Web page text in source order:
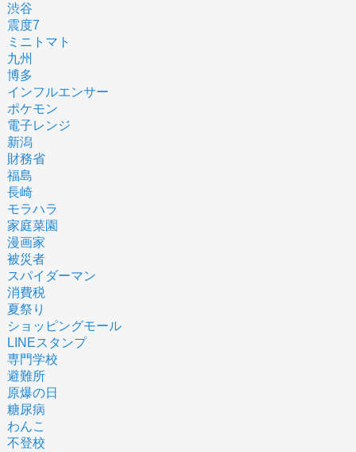
渋谷
震度7
ミニトマト
九州
博多
インフルエンサー
ポケモン
電子レンジ
新潟
財務省
福島
長崎
モラハラ
家庭菜園
漫画家
被災者
スパイダーマン
消費税
夏祭り
ショッピングモール
LINEスタンプ
専門学校
避難所
原爆の日
糖尿病
わんこ
不登校